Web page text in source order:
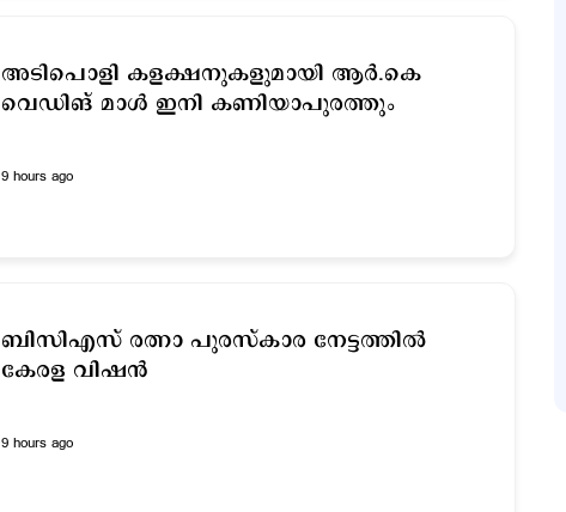
അടിപൊളി കളക്ഷനുകളുമായി ആർ.കെ
വെഡിങ് മാൾ ഇനി കണിയാപുരത്തും
9 hours ago
ബിസിഎസ് രത്നാ പുരസ്കാര നേട്ടത്തിൽ
കേരള വിഷൻ
9 hours ago